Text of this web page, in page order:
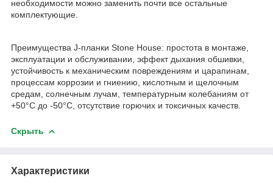
необходимости можно заменить почти все остальные
комплектующие.
Преимущества J-планки Stone House: простота в монтаже,
эксплуатации и обслуживании, эффект дыхания обшивки,
устойчивость к механическим повреждениям и царапинам,
процессам коррозии и гниению, кислотным и щелочным
средам, солнечным лучам, температурным колебаниям от
+50‎°C до -50°C, отсутствие горючих и токсичных качеств.
Скрыть
Характеристики